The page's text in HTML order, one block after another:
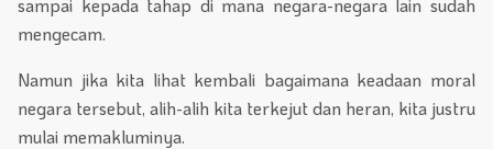
sampai kepada tahap di mana negara-negara lain sudah
mengecam.
Namun jika kita lihat kembali bagaimana keadaan moral
negara tersebut, alih-alih kita terkejut dan heran, kita justru
mulai memakluminya.